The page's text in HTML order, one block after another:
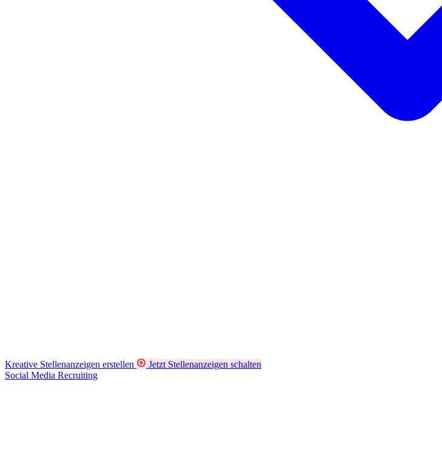
Kreative Stellenanzeigen erstellen
Jetzt Stellenanzeigen schalten
Social Media Recruiting